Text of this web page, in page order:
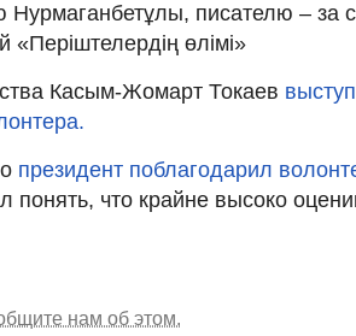
писателю – за
«Періштелердің өлімі»
Касым-Жомарт Токаев
президент поблагодарил
понять, что крайне высоко
нам об этом.